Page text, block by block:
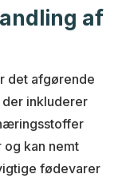
af
det afgørende
inkluderer
kan nemt
fødevarer